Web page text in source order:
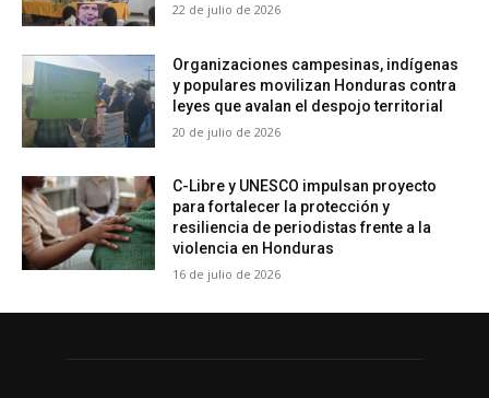
22 de julio de 2026
Organizaciones campesinas, indígenas
y populares movilizan Honduras contra
leyes que avalan el despojo territorial
20 de julio de 2026
C-Libre y UNESCO impulsan proyecto
para fortalecer la protección y
resiliencia de periodistas frente a la
violencia en Honduras
16 de julio de 2026